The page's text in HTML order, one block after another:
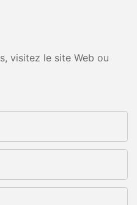
visitez le site Web ou